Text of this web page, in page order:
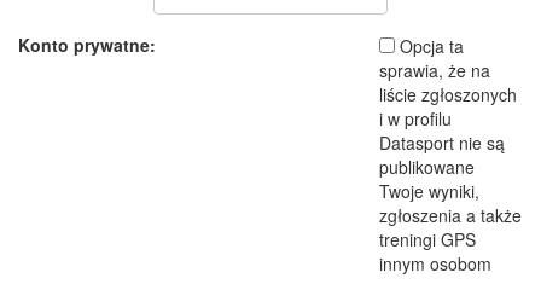
Konto prywatne:
Opcja ta
sprawia, że na
liście zgłoszonych
i w profilu
Datasport nie są
publikowane
Twoje wyniki,
zgłoszenia a także
treningi GPS
innym osobom